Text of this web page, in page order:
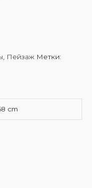
Пейзаж Метки:
cm